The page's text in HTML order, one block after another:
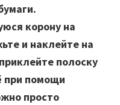
.
корону на
и наклейте на
полоску
при помощи
просто